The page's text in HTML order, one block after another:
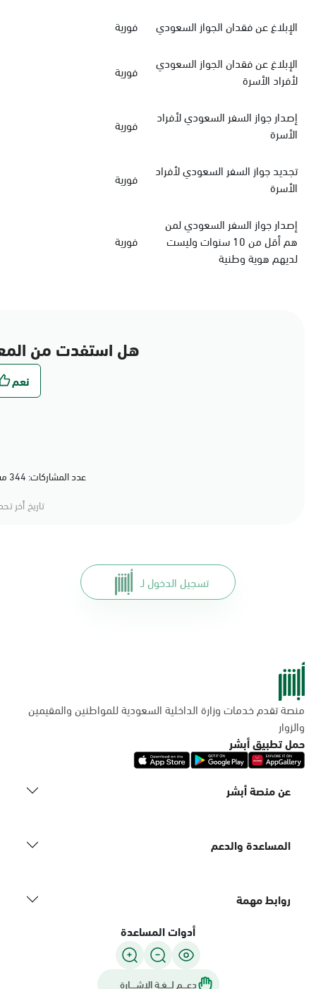
الإبلاغ عن فقدان الجواز السعودي
فورية
الإبلاغ عن فقدان الجواز السعودي
لأفراد الأسرة
فورية
‏إصدار جواز السفر السعودي‏‏ لأفراد
الأسرة
فورية
‏تجديد جواز السفر السعودي‏ لأفراد
الأسرة
فورية
إصدار جواز السفر السعودي لمن
هم أقل من 10 سنوات وليست
لديهم هوية وطنية
فورية
هل استفدت من
عدد المشاركات: 344 مشاركة (79%) أعجبهم المحتوى
تاريخ أخر
تسجيل الدخول لـ
منصة تقدم خدمات وزارة الداخلية السعودية للمواطنين والمقيمين
والزوار
حمل تطبيق أبشر
عن منصة أبشر
المساعدة والدعم
روابط مهمة
أدوات المساعدة
دعـــم لـــغـة الاشــــارة